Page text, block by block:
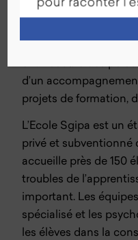
d’un
projets de formation,
L’Ecole Sgipa est un
privé et subventionné
accueille près de 150
troubles de
important. Les
spécialisé et les
les élèves dans la